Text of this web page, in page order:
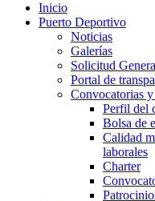
Inicio
Puerto Deportivo
Noticias
Galerías
Solicitud
Portal de
Convocatorias
Perfil del
Bolsa de
Calidad
laborales
Charter